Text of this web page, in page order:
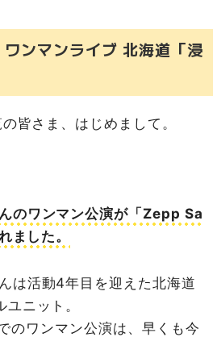
ワンマンライブ 北海道「浸
皆さま、はじめまして。
のワンマン公演が「Zepp Sa
ました。
は活動4年目を迎えた北海道
ニット。
のワンマン公演は、早くも今